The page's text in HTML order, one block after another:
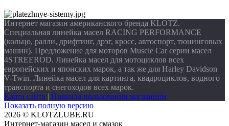
Интернет магазин американского бренда KLOTZ.
Специальная линейка масел RACING PERFORMANCE
(кольцо, ралли, дрифтинг, дрэг, кросс, автоспорт, тюнинговых
машин). Предложение для моторов Muscle Car серии масел
4STREEROD. Линейка масел для мотоциклов всех
европейских и японских марок, а так же для Harley Davidson
V-Twin. Линейка масел для картинга, квадроциклов, водного
транспорта и снегоходов всех марок.
Карта сайта | Правила пользования магазином
Показать полную версию
2026 © KLOTZLUBE.RU
Интернет-магазин масел и смазок